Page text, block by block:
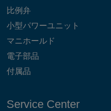
比例弁
小型パワーユニット
マニホールド
電子部品
付属品
Service Center